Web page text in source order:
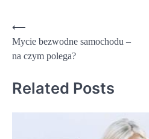
Nawigacja
wpisu
⟵
Mycie bezwodne samochodu –
na czym polega?
Related Posts